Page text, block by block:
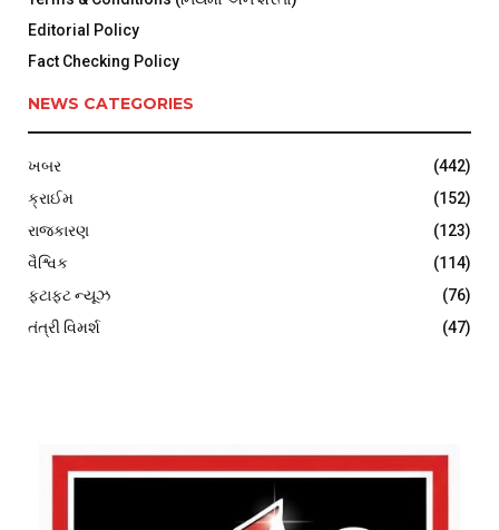
Editorial Policy
Fact Checking Policy
NEWS CATEGORIES
ખબર
(442)
ક્રાઈમ
(152)
રાજકારણ
(123)
વૈશ્વિક
(114)
ફટાફટ ન્યૂઝ
(76)
તંત્રી વિમર્શ
(47)